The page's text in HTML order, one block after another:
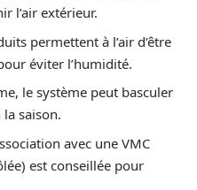
l’air extérieur.
permettent à l’air d’être
éviter l’humidité.
le système peut basculer
saison.
avec une VMC
est conseillée pour